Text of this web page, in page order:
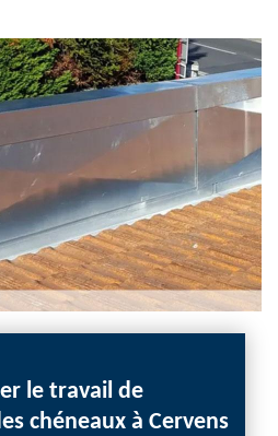
le travail de
chéneaux à Cervens